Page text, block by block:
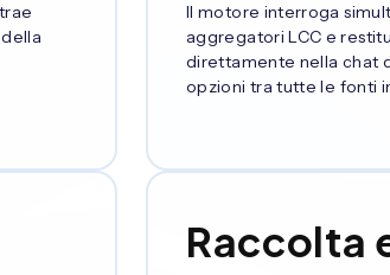
Il motore interroga
aggregatori LCC e
direttamente nella chat
opzioni tra tutte le fonti
Raccolta